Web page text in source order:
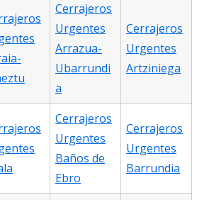
Cerrajeros
Urgentes
Arrazua-
Ubarrundi
a
Cerrajeros
Urgentes
Artziniega
Cerrajeros
Urgentes
Baños de
Ebro
Cerrajeros
Urgentes
Barrundia